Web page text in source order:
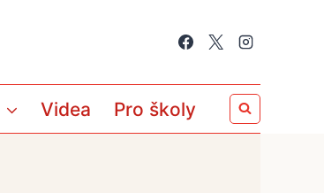
Videa Pro školy